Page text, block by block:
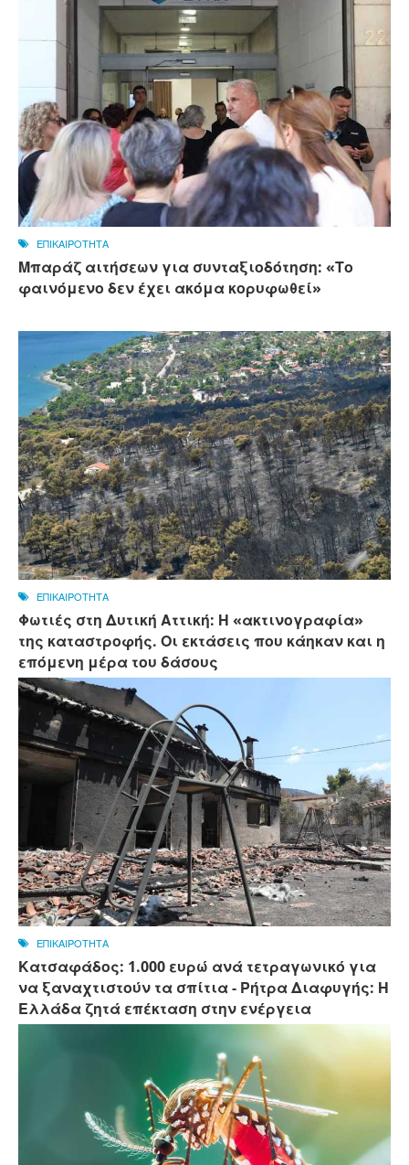
ΕΠΙΚΑΙΡΟΤΗΤΑ
Μπαράζ αιτήσεων για συνταξιοδότηση: «Το
φαινόμενο δεν έχει ακόμα κορυφωθεί»
ΕΠΙΚΑΙΡΟΤΗΤΑ
Φωτιές στη Δυτική Αττική: Η «ακτινογραφία»
της καταστροφής. Οι εκτάσεις που κάηκαν και η
επόμενη μέρα του δάσους
ΕΠΙΚΑΙΡΟΤΗΤΑ
Κατσαφάδος: 1.000 ευρώ ανά τετραγωνικό για
να ξαναχτιστούν τα σπίτια - Ρήτρα Διαφυγής: Η
Ελλάδα ζητά επέκταση στην ενέργεια